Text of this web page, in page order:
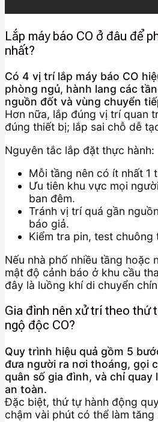
Lắp máy báo CO ở đâu để
nhất?
Có 4 vị trí lắp máy báo CO
phòng ngủ, hành lang các
nguồn đốt và vùng chuyển
Hơn nữa, lắp đúng vị trí quan
đúng thiết bị; lắp sai chỗ dễ
Nguyên tắc lắp đặt thực hành:
Mỗi tầng nên có ít nhất 1
Ưu tiên khu vực mọi
ban đêm.
Tránh vị trí quá gần
báo giả.
Kiểm tra pin, test chuông
Nếu nhà phố nhiều tầng hoặc
mật độ cảnh báo ở khu cầu
đây là luồng khí di chuyển
Gia đình nên xử trí theo thứ
ngộ độc CO?
Quy trình hiệu quả gồm 5
đưa người ra nơi thoáng, gọi
quân số gia đình, và chỉ quay
an toàn.
Đặc biệt, thứ tự hành động
chậm vài phút có thể làm